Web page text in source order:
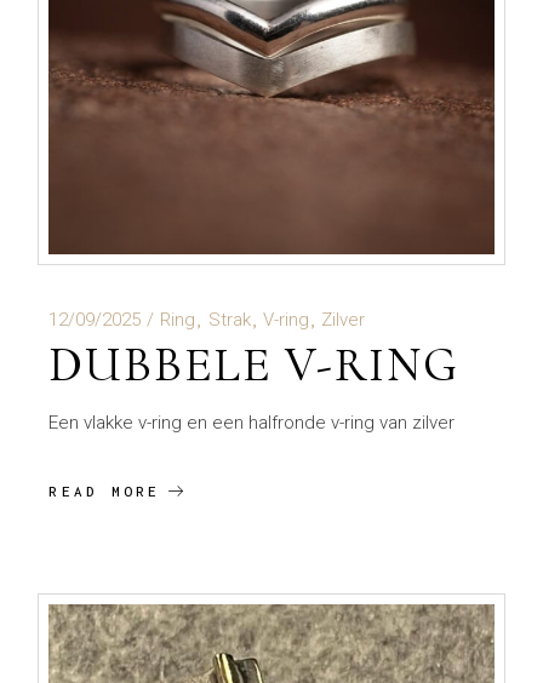
12/09/2025 Ring Strak V-ring Zilver
DUBBELE V-RING
Een vlakke v-ring en een halfronde v-ring van zilver
READ MORE